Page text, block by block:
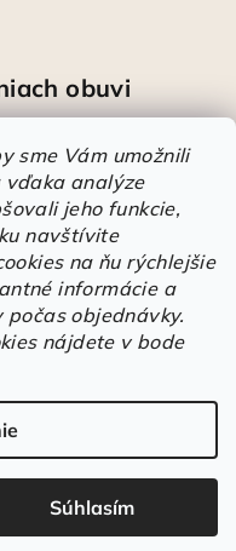
sme Vám umožnili
analýze
jeho funkcie,
navštívite
na ňu rýchlejšie
informácie a
objednávky.
nájdete v bode
Súhlasím
obuvi
Športové pracovné poltopánky PRESTIGE CLASSIC biele
hviezdičiek.
vyhradené.